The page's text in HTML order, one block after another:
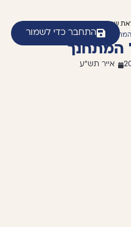
שמיים
>
המתחנך
אייר תש"ע
התחבר כדי לשמור